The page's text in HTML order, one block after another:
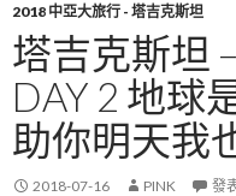
2018 中亞大旅行 - 塔吉克斯坦
塔吉克斯坦
DAY 2 地球
助你明天我
2018-07-16 PINK 發